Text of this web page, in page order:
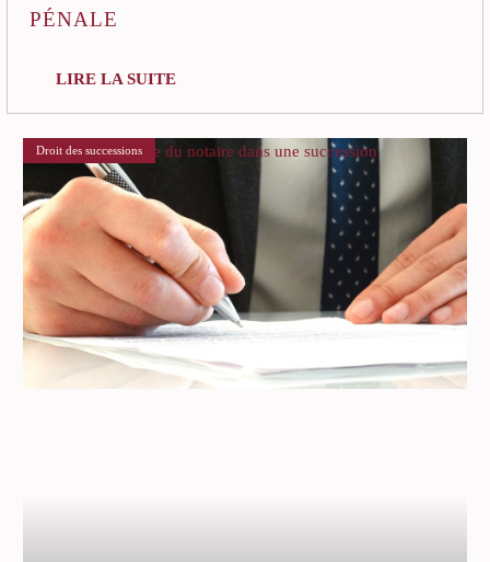
PÉNALE
LIRE LA SUITE
Le rôle du notaire dans une succession
Droit des successions